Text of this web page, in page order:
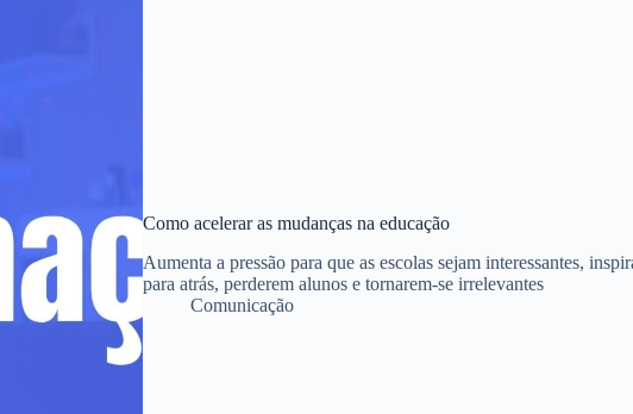
Como acelerar as mudanças na educação
Aumenta a pressão para que as escolas sejam interessantes,
para atrás, perderem alunos e tornarem-se irrelevantes
Comunicação